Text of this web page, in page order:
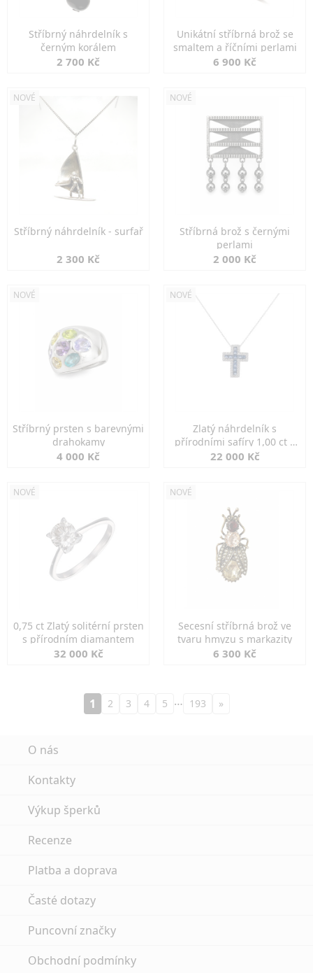
Stříbrný náhrdelník s
černým korálem
2 700 Kč
Unikátní stříbrná brož se
smaltem a říčními perlami
6 900 Kč
NOVÉ
Stříbrný náhrdelník - surfař
2 300 Kč
NOVÉ
Stříbrná brož s černými
perlami
2 000 Kč
NOVÉ
Stříbrný prsten s barevnými
drahokamy
4 000 Kč
NOVÉ
Zlatý náhrdelník s
přírodními safíry 1,00 ct a
diamanty
22 000 Kč
NOVÉ
0,75 ct Zlatý solitérní prsten
s přírodním diamantem
32 000 Kč
NOVÉ
Secesní stříbrná brož ve
tvaru hmyzu s markazity
6 300 Kč
1 2 3 4 5 … 193 »
O nás
Kontakty
Výkup šperků
Recenze
Platba a doprava
Časté dotazy
Puncovní značky
Obchodní podmínky